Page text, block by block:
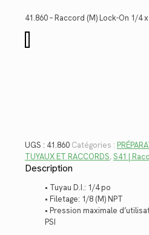
initial
était :est
41.860 – Raccord (M) Lock-On 1/4
de
UGS : 41.860 Catégories :
TUYAUX ET RACCORDS,S41 |
Description
• Tuyau D.I.: 1/4 po
• Filetage: 1/8 (M) NPT
• Pression maximale
PSI